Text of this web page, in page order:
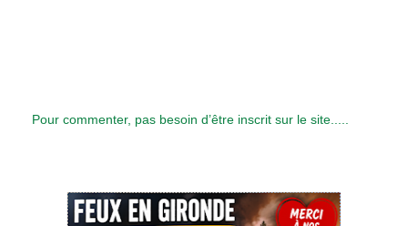
Pour commenter, pas besoin d’être inscrit sur le site.....